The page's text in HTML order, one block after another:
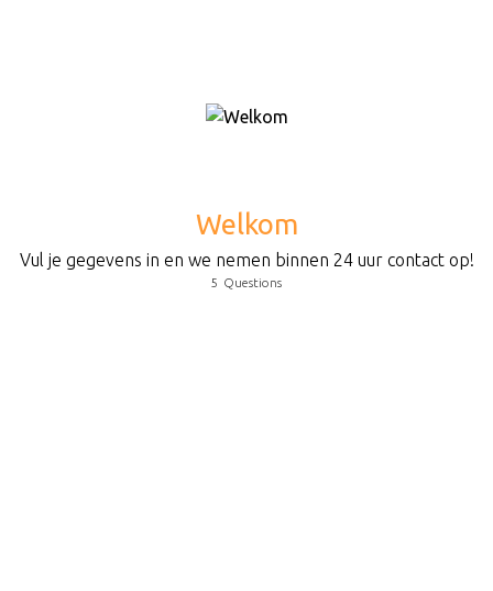
Welkom
Vul je gegevens in en we nemen binnen 24 uur contact op!
5 Questions